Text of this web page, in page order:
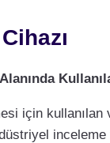
için